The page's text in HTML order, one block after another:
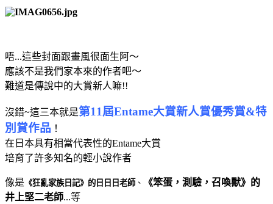
唔...這些封面跟畫風很面生阿～
應該不是我們家本來的作者吧～
難道是傳說中的大賞新人嘛!!
沒錯~這三本就是第11屆Entame大賞新人賞優秀賞&特
別賞作品 ！
在日本具有相當代表性的Entame大賞
培育了許多知名的輕小說作者
像是 《狂亂家族日記》的日日日老師 、
《笨蛋，測驗，召喚獸》的
井上堅二老師...等